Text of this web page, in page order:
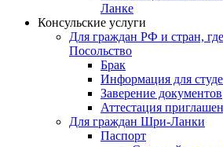
Ланке
Консульские услуги
Для граждан РФ и стран,
Посольство
Брак
Информация для
Заверение документов
Аттестация
Для граждан Шри-Ланки
Паспорт